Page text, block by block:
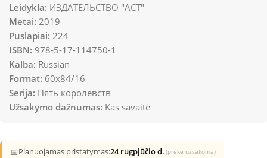
Leidykla: ИЗДАТЕЛЬСТВО "АСТ"
Metai: 2019
Puslapiai: 224
ISBN: 978-5-17-114750-1
Kalba: Russian
Format: 60x84/16
Serija: Пять королевств
Užsakymo dažnumas: Kas savaitė
📅Planuojamas pristatymas:24 rugpjūčio d. (prekė užsakoma)